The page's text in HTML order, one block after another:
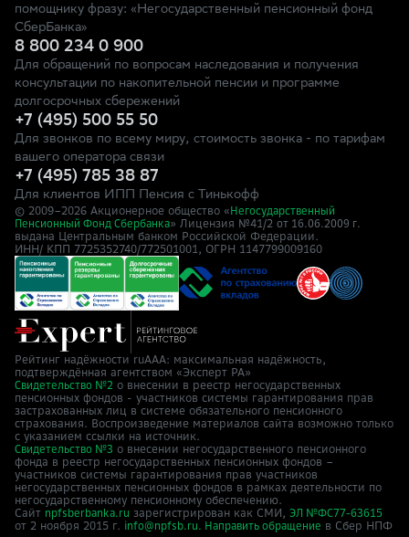
помощнику фразу: «Негосударственный пенсионный фонд
СберБанка»
8 800 234 0 900
Для обращений по вопросам наследования и получения
консультации по накопительной пенсии и программе
долгосрочных сбережений
+7 (495) 500 55 50
Для звонков по всему миру, стоимость звонка - по тарифам
вашего оператора связи
+7 (495) 785 38 87
Для клиентов ИПП Пенсия с Тинькофф
© 2009–2026 Акционерное общество « Негосударственный
Пенсионный Фонд Сбербанка» Лицензия №41/2 от 16.06.2009 г.
выдана Центральным банком Российской Федерации.
ИНН/ КПП 7725352740/772501001, ОГРН 1147799009160
Рейтинг надёжности ruAAA: максимальная надёжность,
подтверждённая агентством «Эксперт РА»
Свидетельство №2 о внесении в реестр негосударственных
пенсионных фондов - участников системы гарантирования прав
застрахованных лиц в системе обязательного пенсионного
страхования. Воспроизведение материалов сайта возможно только
с указанием ссылки на источник.
Свидетельство №3 о внесении негосударственного пенсионного
фонда в реестр негосударственных пенсионных фондов –
участников системы гарантирования прав участников
негосударственных пенсионных фондов в рамках деятельности по
негосударственному пенсионному обеспечению.
Сайт npfsberbanka.ru зарегистрирован как СМИ, ЭЛ №ФС77-63615
от 2 ноября 2015 г. info@npfsb.ru. Направить обращение в Cбер НПФ